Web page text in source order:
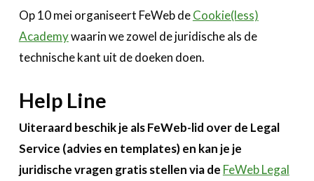
Op 10 mei organiseert FeWeb deCookie(less)
Academywaarin we zowel de juridische als de
technische kant uit de doeken doen.
Help Line
Uiteraard beschik je als FeWeb-lid over de Legal
Service (advies en templates) en kan je je
juridische vragen gratis stellen via de FeWeb Legal